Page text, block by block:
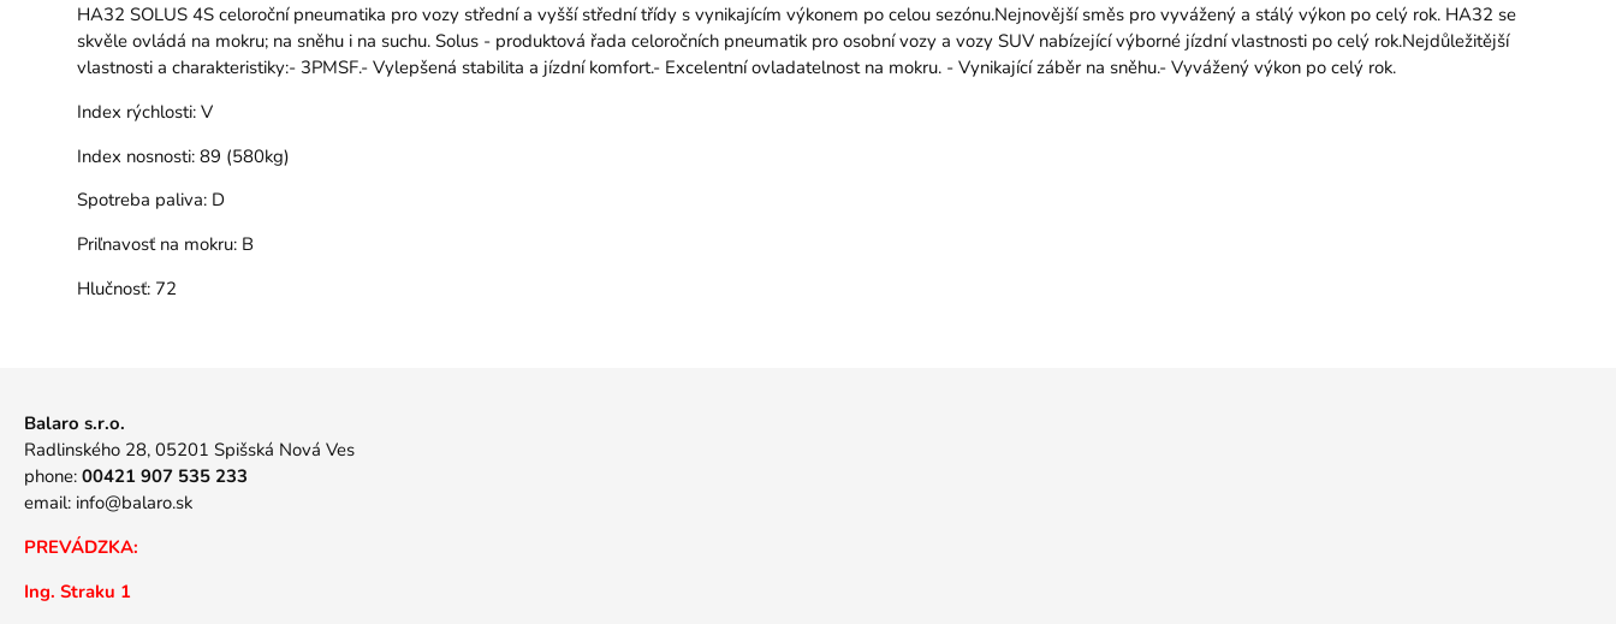
HA32 SOLUS 4S celoroční pneumatika pro vozy střední a vyšší střední třídy s vynikajícím výkonem po celou sezónu.Nejnovější směs pro vyvážený a stálý výkon po celý rok. HA32 se
skvěle ovládá na mokru; na sněhu i na suchu. Solus - produktová řada celoročních pneumatik pro osobní vozy a vozy SUV nabízející výborné jízdní vlastnosti po celý rok.Nejdůležitější
vlastnosti a charakteristiky:- 3PMSF.- Vylepšená stabilita a jízdní komfort.- Excelentní ovladatelnost na mokru. - Vynikající záběr na sněhu.- Vyvážený výkon po celý rok.
Index rýchlosti:V
Index nosnosti:89 (580kg)
Spotreba paliva:D
Priľnavosť na mokru:B
Hlučnosť:72
Balaro s.r.o.
Radlinského 28, 05201 Spišská Nová Ves
phone: 00421 907 535 233
email: info@balaro.sk
PREVÁDZKA:
Ing. Straku 1